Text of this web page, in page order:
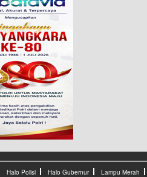
Halo Polisi Halo Gubernur
Lampu Merah